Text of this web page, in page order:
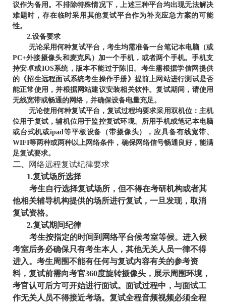
议作为备用。不排除特殊情况下，上述三种平台均出现无法解决
难题时，存在临时采用其他复试平台作为补充应急方案的可能
性。
2.设备要求
无论采用何种复试平台，考生均需准备一台笔记本电脑（或
PC+外接摄像头和麦克风）加一个手机，或者两个手机。手机支
持安卓或IOS系统，版本不能过于陈旧。考生需根据学信网提供
的《招生远程面试系统考生操作手册》提前上网站进行测试是否
能正常使用，并根据网站建议安装相关软件。复试期间，请使用
无线宽带或畅通的网络，并确保设备电量充足。
无论使用何种复试平台，复试过程均要求采用双机位：主机
位用于复试，辅机位用于监控复试环境。所用手机或笔记本电脑
或台式机或ipad等平板设备（带摄像头），应具备有线宽带、
WIFI等两种或两种以上网络条件，确保网络信号畅通良好，能满
足复试要求。
二、
网络远程复试纪律要求
1.复试场所选择
考生自行选择复试场所，但不得在考研机构或者其
他相关辅导机构提供的场所进行复试，一旦发现，取消
复试资格。
2.复试期间纪律
考生按指定的时间到网络平台候考室等候。进入候
考室后务必确保只有考生本人，其他无关人员一律不得
进入。考生周围不能有任何与复试内容有关的参考资
料，复试前需向考官360度旋转摄像头，展示周围环境，
考官认可后方可开始进行面试。面试过程中，与面试工
作无关人员不得接近考场。复试全程音频视频必须全程